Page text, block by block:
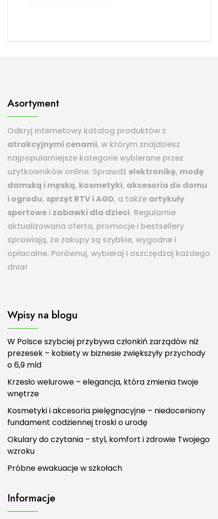
Asortyment
Odkryj internetowy katalog produktów z
atrakcyjnymi cenami, w którym znajdziesz
najpopularniejsze kategorie wybierane przez
użytkowników online. Sprawdź elektronikę, modę
damską i męską, kosmetyki, akcesoria do domu
i ogrodu, sprzęt RTV i AGD, a także artykuły
sportowe i zabawki dla dzieci. Regularnie
aktualizowana oferta, promocje i bestsellery
sprawiają, że zakupy są szybkie, wygodne i
opłacalne. Porównuj, wybieraj i oszczędzaj każdego
dnia!
Wpisy na blogu
W Polsce szybciej przybywa członkiń zarządów niż
prezesek – kobiety w biznesie zwiększyły przychody
o 6,9 mld
Krzesło welurowe – elegancja, która zmienia twoje
wnętrze
Kosmetyki i akcesoria pielęgnacyjne – niedoceniony
fundament codziennej troski o urodę
Okulary do czytania – styl, komfort i zdrowie Twojego
wzroku
Próbne ewakuacje w szkołach
Informacje